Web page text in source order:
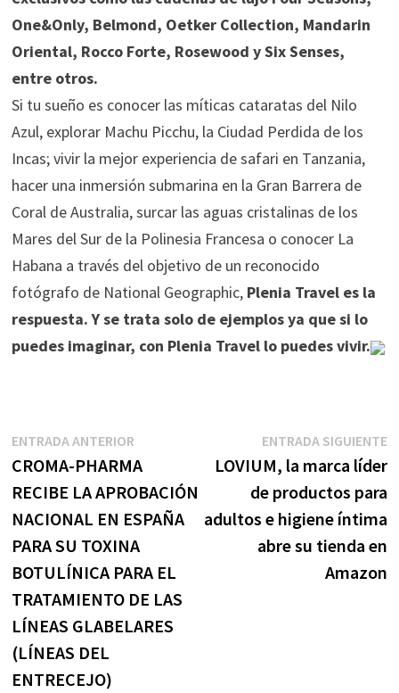
One&Only, Belmond, Oetker Collection, Mandarin
Oriental, Rocco Forte, Rosewood y Six Senses,
entre otros.
Si tu sueño es conocer las míticas cataratas del Nilo
Azul, explorar Machu Picchu, la Ciudad Perdida de los
Incas; vivir la mejor experiencia de safari en Tanzania,
hacer una inmersión submarina en la Gran Barrera de
Coral de Australia, surcar las aguas cristalinas de los
Mares del Sur de la Polinesia Francesa o conocer La
Habana a través del objetivo de un reconocido
fotógrafo de National Geographic, Plenia Travel es la
respuesta. Y se trata solo de ejemplos ya que si lo
puedes imaginar, con Plenia Travel lo puedes vivir.
Navegación
de
entradas
ENTRADA ANTERIOREntrada
anterior:
CROMA-PHARMA
RECIBE LA APROBACIÓN
NACIONAL EN ESPAÑA
PARA SU TOXINA
BOTULÍNICA PARA EL
TRATAMIENTO DE LAS
LÍNEAS GLABELARES
(LÍNEAS DEL
ENTRECEJO)
ENTRADA SIGUIENTE
LOVIUM, la marca líder
de productos para
adultos e higiene íntima
abre su tienda en
Amazon